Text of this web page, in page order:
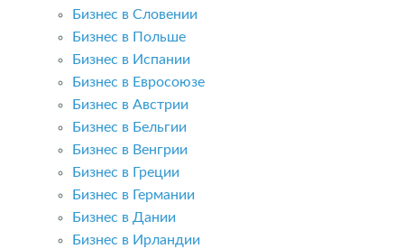
Бизнес в Словении
Бизнес в Польше
Бизнес в Испании
Бизнес в Евросоюзе
Бизнес в Австрии
Бизнес в Бельгии
Бизнес в Венгрии
Бизнес в Греции
Бизнес в Германии
Бизнес в Дании
Бизнес в Ирландии